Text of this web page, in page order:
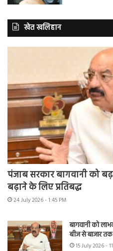
खेत खलिहान
पंजाब सरकार बागवानी को
बढ़ाने के लिए प्रतिबद्ध
24 July 2026 - 1:45 PM
बागवानी को
बीज से बाजार तक
15 July 2026 -